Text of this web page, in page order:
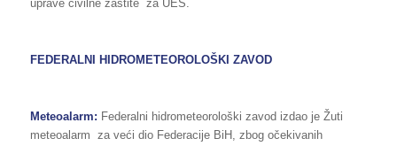
uprave civilne zaštite za UES.
FEDERALNI HIDROMETEOROLOŠKI ZAVOD
Meteoalarm: Federalni hidrometeorološki zavod izdao je Žuti
meteoalarm za veći dio Federacije BiH, zbog očekivanih